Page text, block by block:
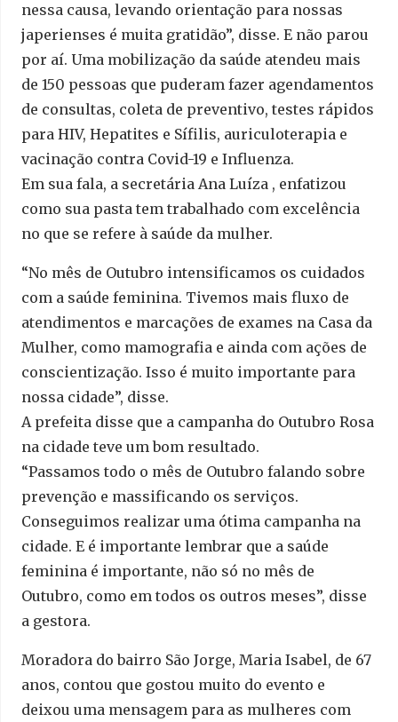
nessa causa, levando orientação para nossas
japerienses é muita gratidão”, disse. E não parou
por aí. Uma mobilização da saúde atendeu mais
de 150 pessoas que puderam fazer agendamentos
de consultas, coleta de preventivo, testes rápidos
para HIV, Hepatites e Sífilis, auriculoterapia e
vacinação contra Covid-19 e Influenza.
Em sua fala, a secretária Ana Luíza , enfatizou
como sua pasta tem trabalhado com excelência
no que se refere à saúde da mulher.
“No mês de Outubro intensificamos os cuidados
com a saúde feminina. Tivemos mais fluxo de
atendimentos e marcações de exames na Casa da
Mulher, como mamografia e ainda com ações de
conscientização. Isso é muito importante para
nossa cidade”, disse.
A prefeita disse que a campanha do Outubro Rosa
na cidade teve um bom resultado.
“Passamos todo o mês de Outubro falando sobre
prevenção e massificando os serviços.
Conseguimos realizar uma ótima campanha na
cidade. E é importante lembrar que a saúde
feminina é importante, não só no mês de
Outubro, como em todos os outros meses”, disse
a gestora.
Moradora do bairro São Jorge, Maria Isabel, de 67
anos, contou que gostou muito do evento e
deixou uma mensagem para as mulheres com